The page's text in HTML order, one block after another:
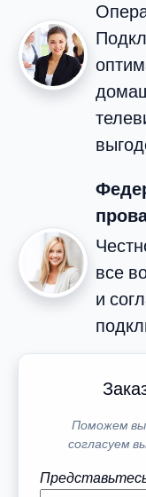
все
и
Поможем
согласуем